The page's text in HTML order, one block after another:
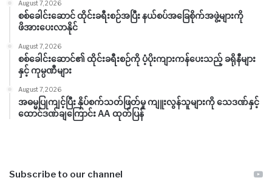
August 7, 2026
စစ်ခေါင်းဆောင် ထိုင်းခရီးစဉ်အပြီး နယ်စပ်အခြေစိုက်အဖွဲ့များကို
ဖိအားပေးလာနိုင်
August 7, 2026
စစ်ခေါင်းဆောင်၏ ထိုင်းခရီးစဉ်ကို ပံ့ပိုးကျားကန်ပေးသည့် ခရိုနီများ
နှင့် ကုမ္ပဏီများ
August 7, 2026
အဓမ္မပြုကျင့်ပြီး နှိပ်စက်သတ်ဖြတ်မှု ကျူးလွန်သူများကို သေဒဏ်နှင့်
ထောင်ဒဏ်ချကြောင်း AA ထုတ်ပြန်
Subscribe to our channel